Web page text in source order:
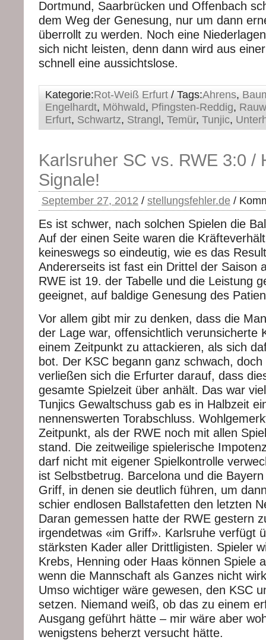
Dortmund, Saarbrücken und Offenbach
dem Weg der Genesung, nur um dann
überrollt zu werden. Noch eine
sich nicht leisten, denn dann wird aus
schnell eine aussichtslose.
Kategorie:Rot-Weiß Erfurt / Tags:Ahrens,
Engelhardt, Möhwald, Pfingsten-Reddig, Rauw
Erfurt, Schwartz, Strangl, Temür, Tunjic,
Karlsruher SC vs. RWE 3:0 /
Signale!
September 27, 2012 / stellungsfehler.de /
Es ist schwer, nach solchen Spielen die
Auf der einen Seite waren die
keineswegs so eindeutig, wie es das
Andererseits ist fast ein Drittel der Saison
RWE ist 19. der Tabelle und die Leistung
geeignet, auf baldige Genesung des
Vor allem gibt mir zu denken, dass die
der Lage war, offensichtlich verunsicherte
einem Zeitpunkt zu attackieren, als sich
bot. Der KSC begann ganz schwach, doch
verließen sich die Erfurter darauf, dass
gesamte Spielzeit über anhält. Das war
Tunjics Gewaltschuss gab es in Halbzeit
nennenswerten Torabschluss.
Zeitpunkt, als der RWE noch mit allen
stand. Die zeitweilige spielerische
darf nicht mit eigener Spielkontrolle
ist Selbstbetrug. Barcelona und die
Griff, in denen sie deutlich führen, um
schier endlosen Ballstafetten den letzten
Daran gemessen hatte der RWE gestern
irgendetwas «im Griff». Karlsruhe verfügt
stärksten Kader aller Drittligisten. Spieler
Krebs, Henning oder Haas können Spiele
wenn die Mannschaft als Ganzes nicht
Umso wichtiger wäre gewesen, den KSC
setzen. Niemand weiß, ob das zu einem
Ausgang geführt hätte – mir wäre aber
wenigstens beherzt versucht hätte.